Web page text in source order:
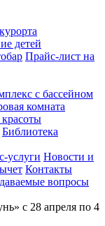
детей
Прайс-лист на
с бассейном
комната
Библиотека
услуги Новости и
Контакты
вопросы
с 28 апреля по 4